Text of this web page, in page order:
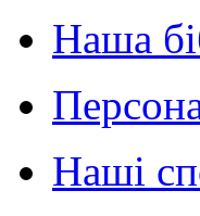
Наша
Наші